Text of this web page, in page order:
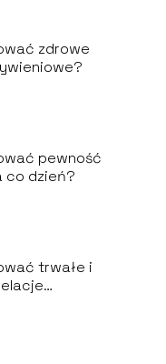
zdrowe
pewność
co dzień?
trwałe i